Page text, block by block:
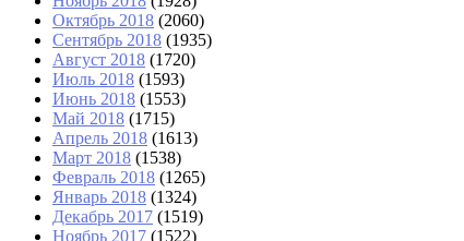
Октябрь 2018 (2060)
Сентябрь 2018 (1935)
Август 2018 (1720)
Июль 2018 (1593)
Июнь 2018 (1553)
Май 2018 (1715)
Апрель 2018 (1613)
Март 2018 (1538)
Февраль 2018 (1265)
Январь 2018 (1324)
Декабрь 2017 (1519)
Ноябрь 2017 (1522)